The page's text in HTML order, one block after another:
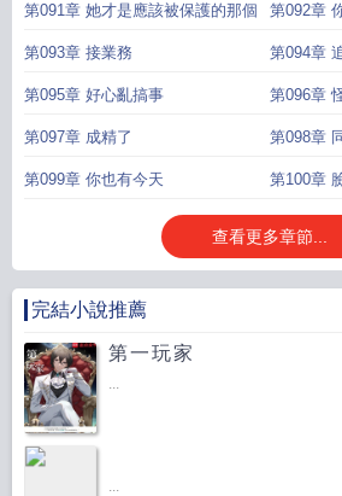
第091章 她才是應該被保護的那個 第092章
第093章 接業務 第094章
第095章 好心亂搞事 第096章
第097章 成精了 第098章
第099章 你也有今天 第100章
查看更多章節...
完結小說推薦
第一玩家
...
...